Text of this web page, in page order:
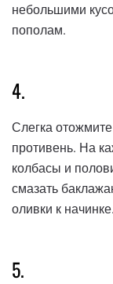
небольшими
пополам.
4.
Слегка
противень. На
колбасы и
смазать
оливки к начинке.
5.